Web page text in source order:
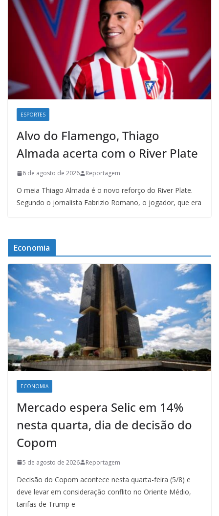
ESPORTES
Alvo do Flamengo, Thiago
Almada acerta com o River Plate
6 de agosto de 2026 Reportagem
O meia Thiago Almada é o novo reforço do River Plate.
Segundo o jornalista Fabrizio Romano, o jogador, que era
Economia
ECONOMIA
Mercado espera Selic em 14%
nesta quarta, dia de decisão do
Copom
5 de agosto de 2026 Reportagem
Decisão do Copom acontece nesta quarta-feira (5/8) e
deve levar em consideração conflito no Oriente Médio,
tarifas de Trump e